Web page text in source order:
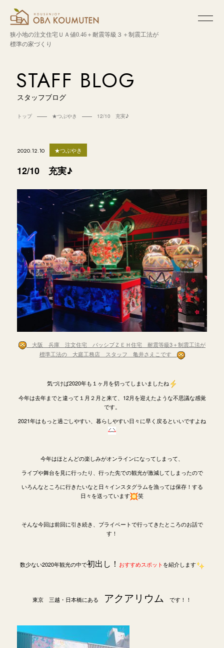
狭小地の注文住宅ＵＡ値0.46＋耐震等級３＋制震工法が
標準の家づくり
STAFF BLOG
スタッフブログ
トップ ★つぶやき 12/10 充実♪
2020.12.10 ★つぶやき
12/10 充実♪
大阪 兵庫 注文住宅 パッシブＺＥＨ住宅 耐震等級3＋制震工法が
標準工法の 大庭工務店 スタッフ 亀井さえこです
気づけば2020年も１ヶ月を切ってしまいましたね
今年は去年までと違って１月２月と来て、12月を迎えたような不思議な感覚
です。
2021年はもっと過ごしやすい、暮らしやすい日々に早く戻るといいですよね
今年はほとんどの楽しみがオンラインになってしまって、
ライブや舞台を見に行ったり、行った先での観光が激減してしまったので
いろんなところに行きたいなと日々インスタグラムを漁っては保存！する
日々を送っています
笑
そんな今回は前回に引き続き、プライベートで行ってきたところのお話で
す！
数少ない2020年観光の中で初出し！ おすすめスポットを紹介します
東京 三越・日本橋にある アクアリウム です！！